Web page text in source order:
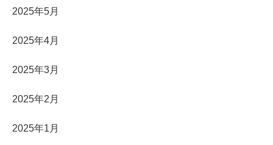
2025年5月
2025年4月
2025年3月
2025年2月
2025年1月